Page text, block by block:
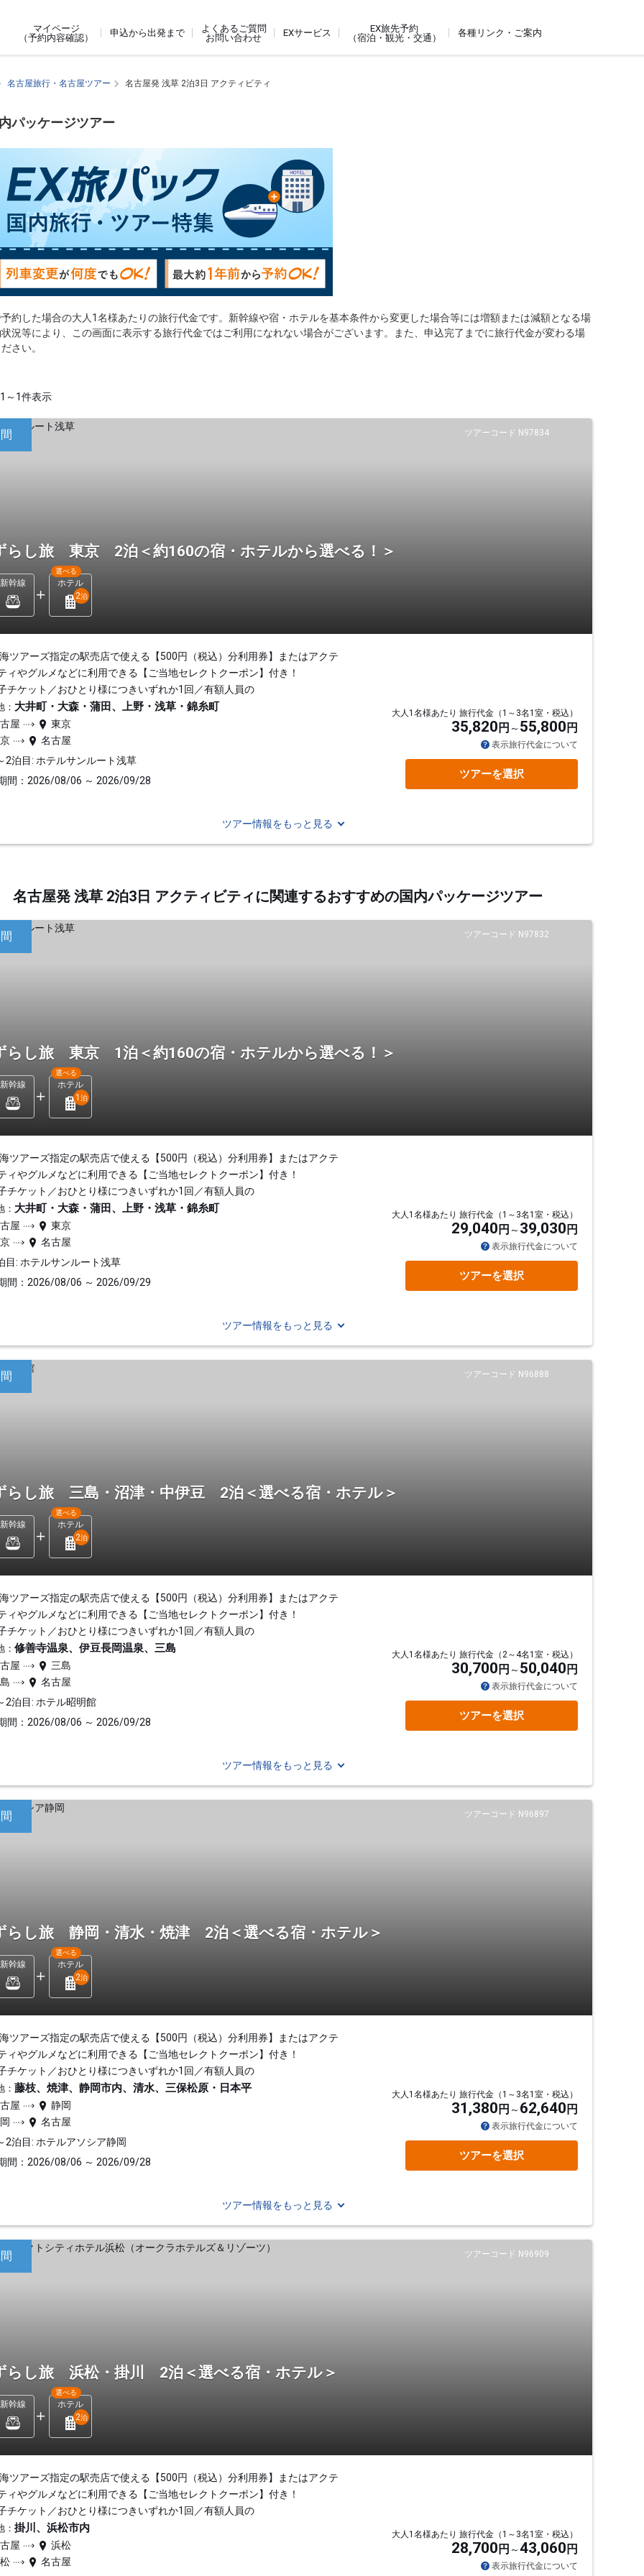
マイページ
（予約内容確認）
申込から出発まで
よくあるご質問
お問い合わせ
EXサービス
EX旅先予約
（宿泊・観光・交通）
各種リンク・ご案内
名古屋旅行・名古屋ツアー 名古屋発 浅草 2泊3日 アクティビティ
パッケージツアー
約した場合の大人1名様あたりの旅行代金です。新幹線や宿・ホテルを基本条件から変更した場合等には増額または減額となる場
況等により、この画面に表示する旅行代金ではご利用になれない場合がございます。また、申込完了までに旅行代金が変わる場
さい。
1～1件表示
ツアーコード N97834
らし旅 東京 2泊＜約160の宿・ホテルから選べる！＞
新幹線 ホテル
選べる
2泊
ツアーズ指定の駅売店で使える【500円（税込）分利用券】またはアクテ
ィやグルメなどに利用できる【ご当地セレクトクーポン】付き！
チケット／おひとり様につきいずれか1回／有額人員の
： 大井町・大森・蒲田、上野・浅草・錦糸町
屋
東京
名古屋
2泊目: ホテルサンルート浅草
間：2026/08/06 ～ 2026/09/28
大人1名様あたり 旅行代金（1～3名1室・税込）
35,820 円 55,800 円
表示旅行代金について
ツアーを選択
ツアー情報をもっと見る
名古屋発 浅草 2泊3日 アクティビティに関連するおすすめの国内パッケージツアー
ツアーコード N97832
らし旅 東京 1泊＜約160の宿・ホテルから選べる！＞
新幹線 ホテル
選べる
1 泊
ツアーズ指定の駅売店で使える【500円（税込）分利用券】またはアクテ
ィやグルメなどに利用できる【ご当地セレクトクーポン】付き！
チケット／おひとり様につきいずれか1回／有額人員の
： 大井町・大森・蒲田、上野・浅草・錦糸町
屋
東京
名古屋
目: ホテルサンルート浅草
間：2026/08/06 ～ 2026/09/29
大人1名様あたり 旅行代金（1～3名1室・税込）
29,040 円 39,030 円
表示旅行代金について
ツアーを選択
ツアー情報をもっと見る
ツアーコード N96888
らし旅 三島・沼津・中伊豆 2泊＜選べる宿・ホテル＞
新幹線 ホテル
選べる
2泊
ツアーズ指定の駅売店で使える【500円（税込）分利用券】またはアクテ
ィやグルメなどに利用できる【ご当地セレクトクーポン】付き！
チケット／おひとり様につきいずれか1回／有額人員の
： 修善寺温泉、伊豆長岡温泉、三島
屋
三島
名古屋
2泊目: ホテル昭明館
間：2026/08/06 ～ 2026/09/28
大人1名様あたり 旅行代金（2～4名1室・税込）
30,700 円 50,040 円
表示旅行代金について
ツアーを選択
ツアー情報をもっと見る
ツアーコード N96897
らし旅 静岡・清水・焼津 2泊＜選べる宿・ホテル＞
新幹線 ホテル
選べる
2泊
ツアーズ指定の駅売店で使える【500円（税込）分利用券】またはアクテ
ィやグルメなどに利用できる【ご当地セレクトクーポン】付き！
チケット／おひとり様につきいずれか1回／有額人員の
： 藤枝、焼津、静岡市内、清水、三保松原・日本平
屋
静岡
名古屋
2泊目: ホテルアソシア静岡
間：2026/08/06 ～ 2026/09/28
大人1名様あたり 旅行代金（1～3名1室・税込）
31,380 円 62,640 円
表示旅行代金について
ツアーを選択
ツアー情報をもっと見る
ツアーコード N96909
らし旅 浜松・掛川 2泊＜選べる宿・ホテル＞
新幹線 ホテル
選べる
2泊
ツアーズ指定の駅売店で使える【500円（税込）分利用券】またはアクテ
ィやグルメなどに利用できる【ご当地セレクトクーポン】付き！
チケット／おひとり様につきいずれか1回／有額人員の
： 掛川、浜松市内
屋
浜松
名古屋
大人1名様あたり 旅行代金（1～3名1室・税込）
28,700 円 43,060 円
表示旅行代金について